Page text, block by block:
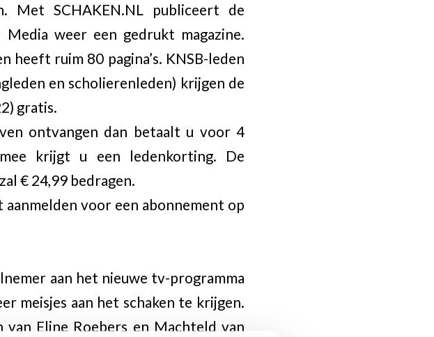
Met SCHAKEN.NL publiceert de
weer een gedrukt magazine.
heeft ruim 80 pagina’s. KNSB-leden
en scholierenleden) krijgen de
gratis.
ontvangen dan betaalt u voor 4
krijgt u een ledenkorting. De
€ 24,99 bedragen.
voor een abonnement op
aan het nieuwe tv-programma
meisjes aan het schaken te krijgen.
Eline Roebers en Machteld van